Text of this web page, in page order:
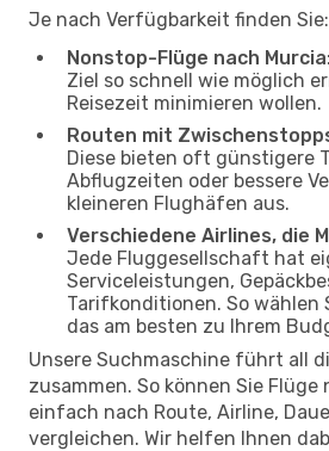
Je nach Verfügbarkeit finden Sie:
Nonstop-Flüge nach Murcia
Ziel so schnell wie möglich
Reisezeit minimieren wollen.
Routen mit
Diese bieten oft günstigere
Abflugzeiten oder bessere
kleineren Flughäfen aus.
Verschiedene Airlines, die
Jede Fluggesellschaft hat
Serviceleistungen,
Tarifkonditionen. So wählen
das am besten zu Ihrem
Unsere Suchmaschine führt all
zusammen. So können Sie Flüge
einfach nach Route, Airline,
vergleichen. Wir helfen Ihnen